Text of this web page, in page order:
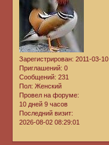
Зарегистрирован: 2011-03-10
Приглашений: 0
Сообщений: 231
Пол: Женский
Провел на форуме:
10 дней 9 часов
Последний визит:
2026-08-02 08:29:01